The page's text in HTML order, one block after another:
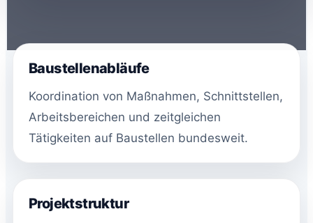
Baustellenabläufe
Koordination von Maßnahmen, Schnittstellen,
Arbeitsbereichen und zeitgleichen
Tätigkeiten auf Baustellen bundesweit.
Projektstruktur